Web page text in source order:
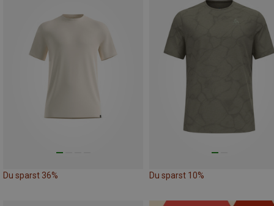
Du sparst 36% Du sparst 10%